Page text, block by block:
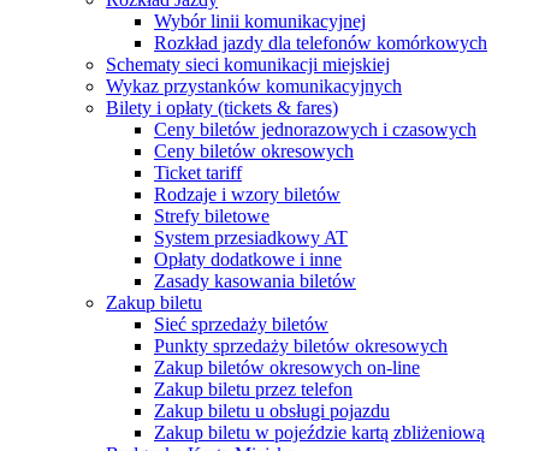
Wybór linii komunikacyjnej
Rozkład jazdy dla telefonów komórkowych
Schematy sieci komunikacji miejskiej
Wykaz przystanków komunikacyjnych
Bilety i opłaty (tickets & fares)
Ceny biletów jednorazowych i czasowych
Ceny biletów okresowych
Ticket tariff
Rodzaje i wzory biletów
Strefy biletowe
System przesiadkowy AT
Opłaty dodatkowe i inne
Zasady kasowania biletów
Zakup biletu
Sieć sprzedaży biletów
Punkty sprzedaży biletów okresowych
Zakup biletów okresowych on-line
Zakup biletu przez telefon
Zakup biletu u obsługi pojazdu
Zakup biletu w pojeździe kartą zbliżeniową